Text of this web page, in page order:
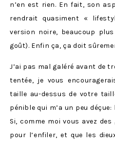
n’en est rien. En fait, son
rendrait quasiment «
version noire, beaucoup
goût). Enfin ça, ça doit
J’ai pas mal galéré avant de
tentée, je vous
taille au-dessus de votre
pénible qui m’a un peu
Si, comme moi vous avez
pour l’enfiler, et que les